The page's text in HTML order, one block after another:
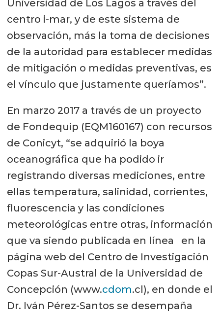
Universidad de Los Lagos a través del
centro i-mar, y de este sistema de
observación, más la toma de decisiones
de la autoridad para establecer medidas
de mitigación o medidas preventivas, es
el vínculo que justamente queríamos”.
En marzo 2017 a través de un proyecto
de Fondequip (EQM160167) con recursos
de Conicyt, “se adquirió la boya
oceanográfica que ha podido ir
registrando diversas mediciones, entre
ellas temperatura, salinidad, corrientes,
fluorescencia y las condiciones
meteorológicas entre otras, información
que va siendo publicada en línea en la
página web del Centro de Investigación
Copas Sur-Austral de la Universidad de
Concepción (www.cdom.cl), en donde el
Dr. Iván Pérez-Santos se desempaña